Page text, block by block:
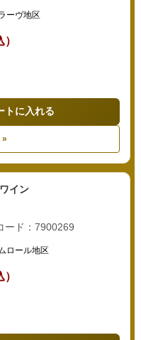
ーヴ地区
トに入れる
»
イン
ード：7900269
ロール地区